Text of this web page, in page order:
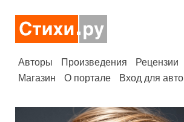
Авторы Произведения Рецензии
Магазин
О портале Вход для